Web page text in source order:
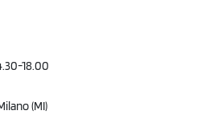
18.00
(MI)